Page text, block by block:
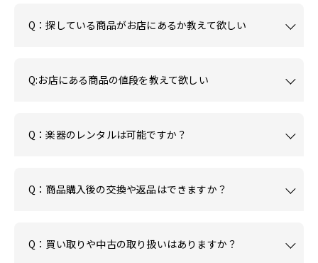
Q：探している商品がお店にあるか教えて欲しい
Q:お店にある商品の値段を教えて欲しい
Q：楽器のレンタルは可能ですか？
Q：商品購入後の交換や返品はできますか？
Q：買い取りや中古の取り扱いはありますか？